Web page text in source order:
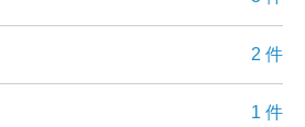
2 件
1 件